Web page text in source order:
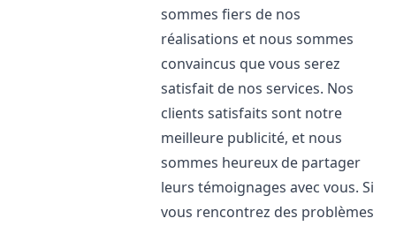
sommes fiers de nos
réalisations et nous sommes
convaincus que vous serez
satisfait de nos services. Nos
clients satisfaits sont notre
meilleure publicité, et nous
sommes heureux de partager
leurs témoignages avec vous. Si
vous rencontrez des problèmes